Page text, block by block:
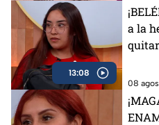
13:08
a la
08